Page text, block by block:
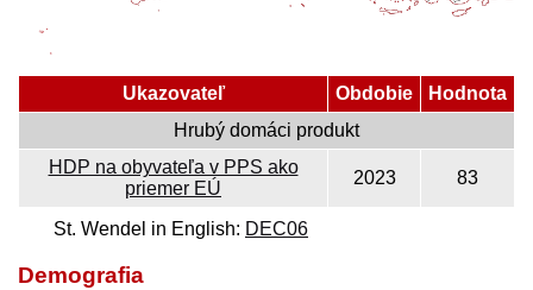
Ukazovateľ Obdobie
Hodnota
Hrubý domáci produkt
HDP na obyvateľa v PPS ako
priemer EÚ
2023 83
St. Wendel in English: DEC06
Demografia